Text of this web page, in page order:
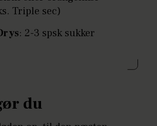
Triple sec)
: 2-3 spsk sukker
du